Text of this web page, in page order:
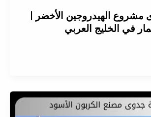
الهيدروجين الأخضر |
في الخليج العربي